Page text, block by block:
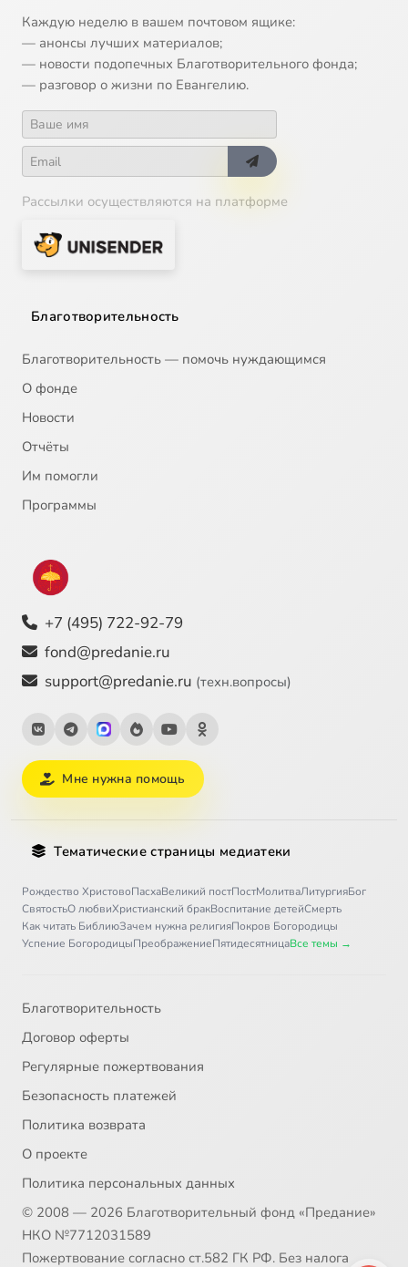
Каждую неделю в вашем почтовом ящике:
— анонсы лучших материалов;
— новости подопечных Благотворительного фонда;
— разговор о жизни по Евангелию.
Рассылки осуществляются на платформе
Благотворительность
Благотворительность — помочь нуждающимся
О фонде
Новости
Отчёты
Им помогли
Программы
+7 (495) 722-92-79
fond@predanie.ru
support@predanie.ru (техн.вопросы)
Мне нужна помощь
Тематические страницы медиатеки
Рождество ХристовоПасхаВеликий постПостМолитваЛитургияБог
СвятостьО любвиХристианский бракВоспитание детейСмерть
Как читать БиблиюЗачем нужна религияПокров Богородицы
Успение БогородицыПреображениеПятидесятницаВсе темы →
Благотворительность
Договор оферты
Регулярные пожертвования
Безопасность платежей
Политика возврата
О проекте
Политика персональных данных
© 2008 — 2026 Благотворительный фонд «Предание»
НКО №7712031589
Пожертвование согласно ст.582 ГК РФ. Без налога